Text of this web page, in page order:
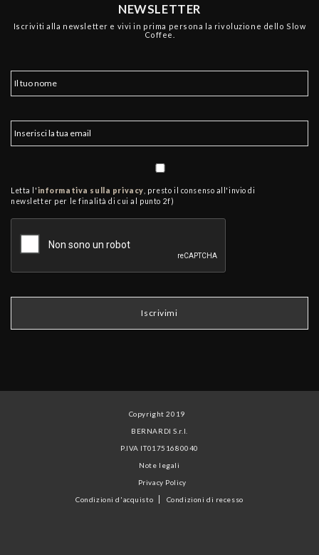
NEWSLETTER
Iscriviti alla newsletter e vivi in prima persona la rivoluzione dello Slow
Coffee.
Letta l'informativa sulla privacy, presto il consenso all'invio di
newsletter per le finalità di cui al punto 2f)
Copyright 2019
BERNARDI S.r.l.
P.IVA IT01751680040
Note legali
Privacy Policy
Condizioni d'acquisto
Condizioni di recesso